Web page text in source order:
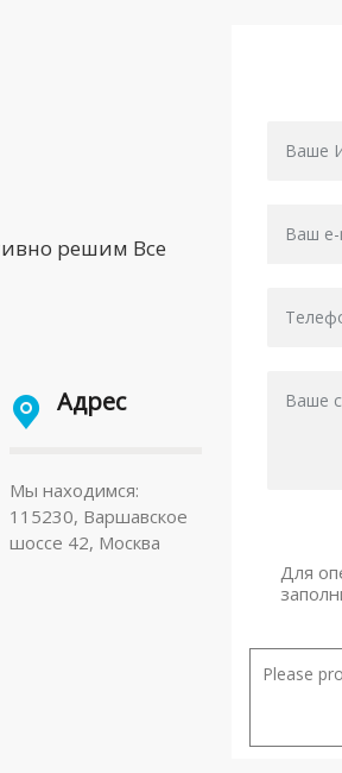
решим Все
Адрес
Мы находимся:
115230, Варшавское
шоссе 42, Москва
Для
Please